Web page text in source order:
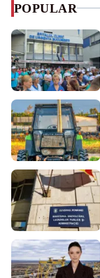
POPULAR